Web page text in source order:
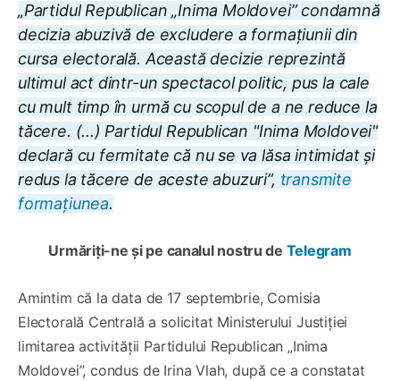
„Partidul Republican „Inima Moldovei” condamnă
decizia abuzivă de excludere a formațiunii din
cursa electorală. Această decizie reprezintă
ultimul act dintr-un spectacol politic, pus la cale
cu mult timp în urmă cu scopul de a ne reduce la
tăcere. (...) Partidul Republican "Inima Moldovei"
declară cu fermitate că nu se va lăsa intimidat și
redus la tăcere de aceste abuzuri”, transmite
formațiunea.
Urmăriți-ne și pe canalul nostru de Telegram
Amintim că la data de 17 septembrie, Comisia
Electorală Centrală a solicitat Ministerului Justiției
limitarea activității Partidului Republican „Inima
Moldovei”, condus de Irina Vlah, după ce a constatat